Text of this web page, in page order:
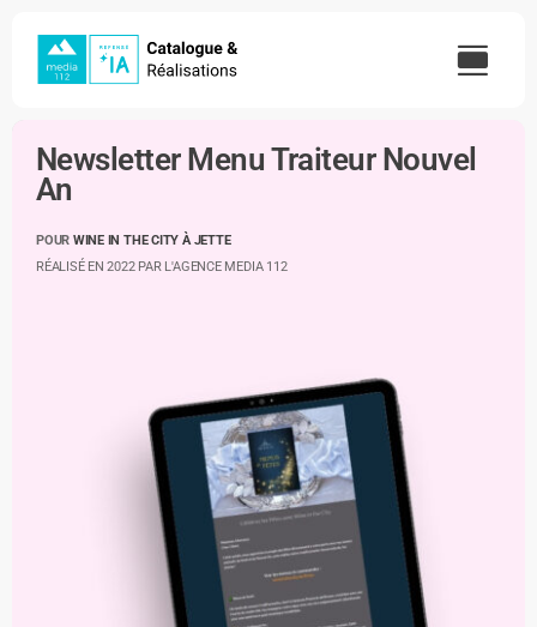
content
Newsletter Menu Traiteur Nouvel
An
POUR WINE IN THE CITY À JETTE
RÉALISÉ EN 2022 PAR L'AGENCE MEDIA 112